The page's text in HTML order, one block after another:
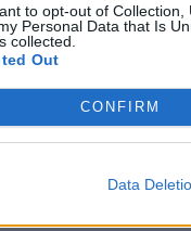
to opt-out of
Personal Data that Is
collected.
Out
CONFIRM
Data